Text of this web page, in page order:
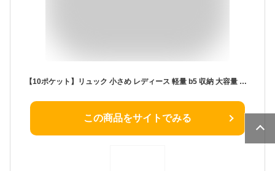
【10ポケット】リュック 小さめ レディース 軽量 b5 収納 大容量 高密度 ナイロン ミニリュック リュックサック フラップ おしゃれ 軽い 通勤 通学 可愛い 背面ファスナー マザーズバッグ ママバッグ vnsb-726z 【aroco/アロコ】 春夏 夏バッグ 敬老の日 プレゼント
この商品をサイトでみる